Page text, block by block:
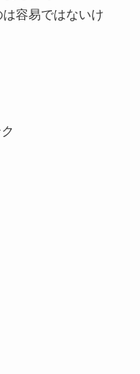
容易ではないけ